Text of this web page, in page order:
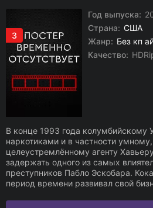
3
Год выпуска:
Страна: США
Жанр: Без кп
Качество:
В конце 1993 года колумбийскому
наркотиками и в частности
целеустремлённому агенту
задержать одного из самых
преступников Пабло Эскобара.
период времени развивал свой